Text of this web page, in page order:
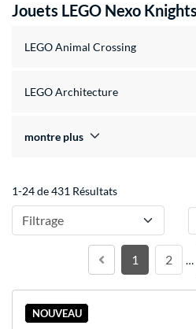
Jouets LEGO Nexo Knights
LEGO Animal Crossing
LEGO Architecture
montre plus
1-24 de 431 Résultats
Filtrage
1 2 …
NOUVEAU